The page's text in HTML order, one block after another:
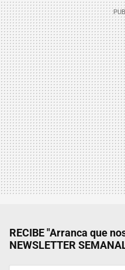
RECIBE "Arranca que
NEWSLETTER